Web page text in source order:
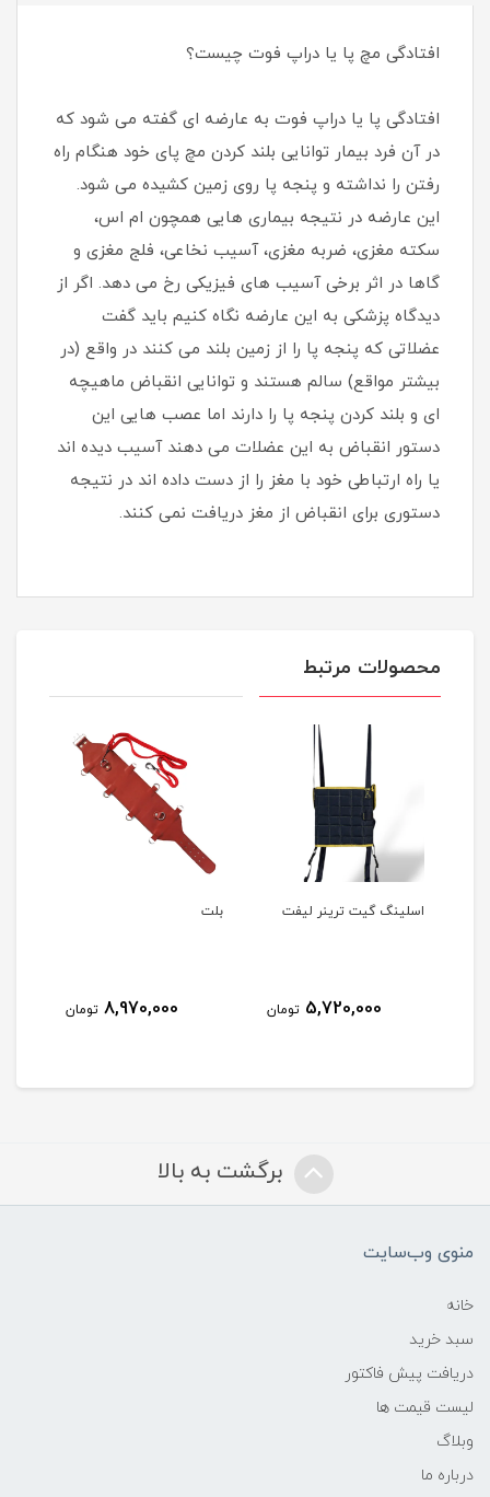
افتادگی مچ پا یا دراپ فوت چیست؟
افتادگی پا یا دراپ فوت به عارضه ای گفته می شود که
در آن فرد بیمار توانایی بلند کردن مچ پای خود هنگام راه
رفتن را نداشته و پنجه پا روی زمین کشیده می شود.
این عارضه در نتیجه بیماری هایی همچون ام اس،
سکته مغزی، ضربه مغزی، آسیب نخاعی، فلج مغزی و
گاها در اثر برخی آسیب های فیزیکی رخ می دهد. اگر از
دیدگاه پزشکی به این عارضه نگاه کنیم باید گفت
عضلاتی که پنجه پا را از زمین بلند می کنند در واقع (در
بیشتر مواقع) سالم هستند و توانایی انقباض ماهیچه
ای و بلند کردن پنجه پا را دارند اما عصب هایی این
دستور انقباض به این عضلات می دهند آسیب دیده اند
یا راه ارتباطی خود با مغز را از دست داده اند در نتیجه
دستوری برای انقباض از مغز دریافت نمی کنند.
محصولات مرتبط
اسلینگ گیت ترینر لیفت
5,720,000 تومان
بلت
8,970,000 تومان
برگشت به بالا
منوی وب‌سایت
خانه
سبد خرید
دریافت پیش فاکتور
لیست قیمت ها
وبلاگ
درباره ما